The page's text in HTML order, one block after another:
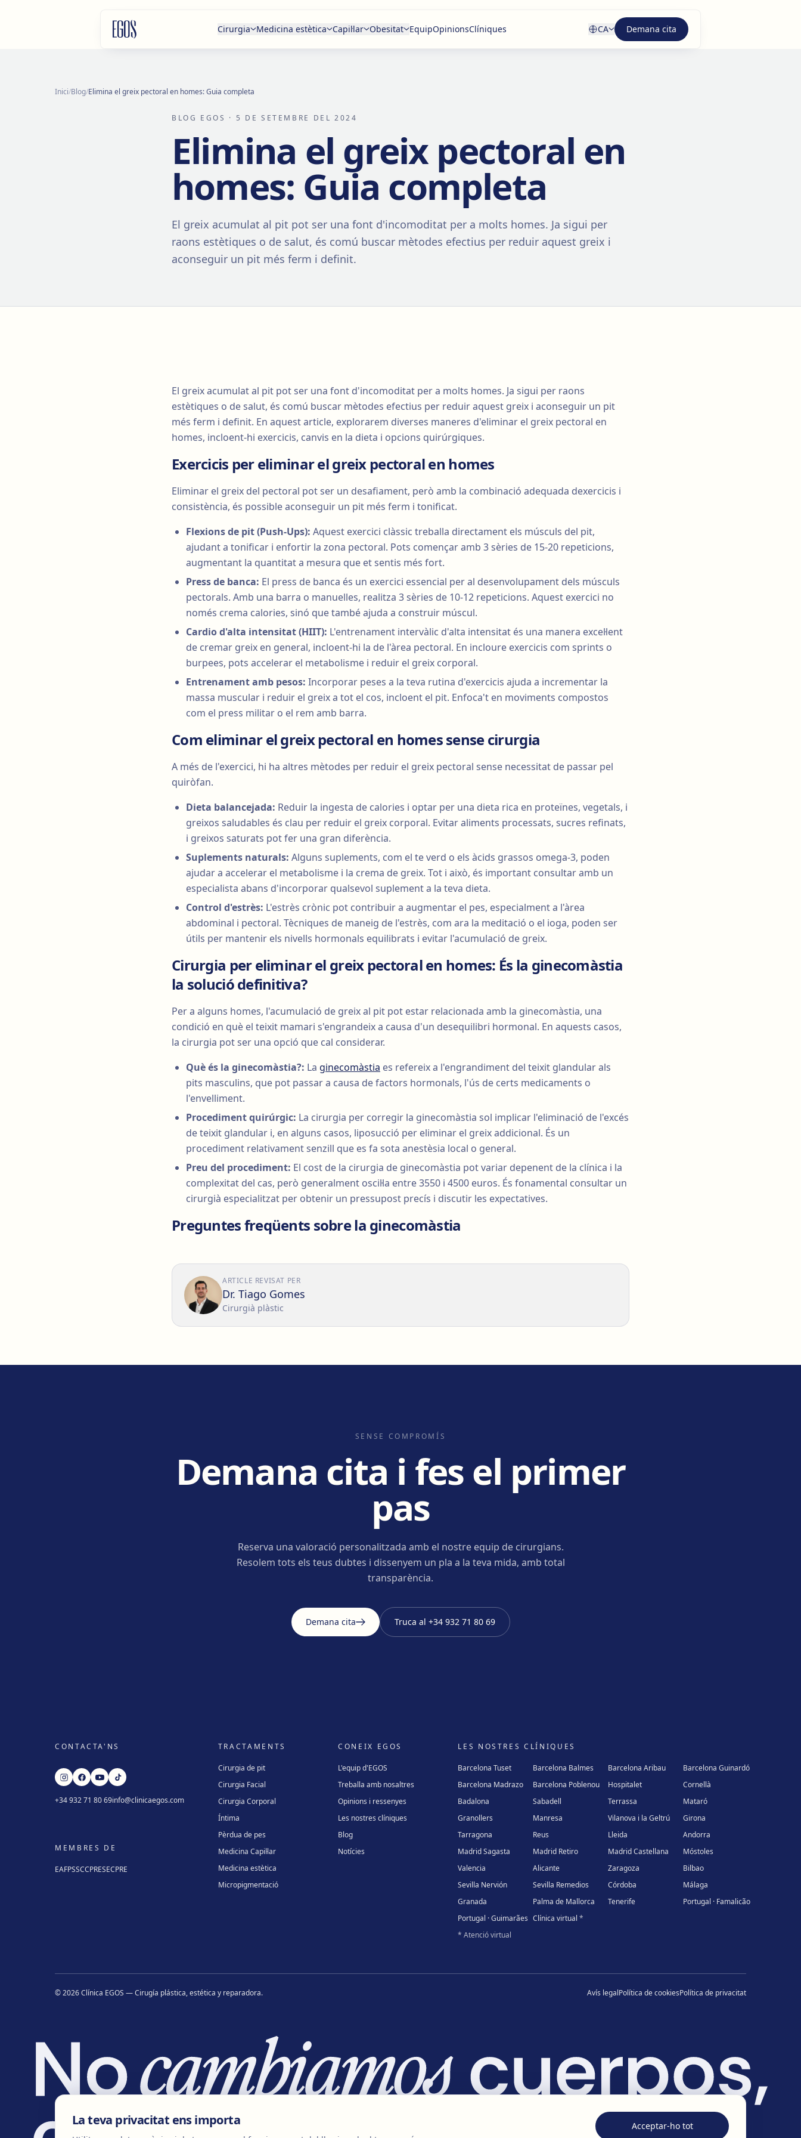
Cirurgia Medicina estètica Capil·lar Obesitat EquipOpinionsClíniques CA Demana cita
Inici/Blog/Elimina el greix pectoral en homes: Guia completa
BLOG EGOS · 5 DE SETEMBRE DEL 2024
Elimina el greix pectoral en
homes: Guia completa
El greix acumulat al pit pot ser una font d'incomoditat per a molts homes. Ja sigui per
raons estètiques o de salut, és comú buscar mètodes efectius per reduir aquest greix i
aconseguir un pit més ferm i definit.
El greix acumulat al pit pot ser una font d'incomoditat per a molts homes. Ja sigui per raons
estètiques o de salut, és comú buscar mètodes efectius per reduir aquest greix i aconseguir un pit
més ferm i definit. En aquest article, explorarem diverses maneres d'eliminar el greix pectoral en
homes, incloent-hi exercicis, canvis en la dieta i opcions quirúrgiques.
Exercicis per eliminar el greix pectoral en homes
Eliminar el greix del pectoral pot ser un desafiament, però amb la combinació adequada dexercicis i
consistència, és possible aconseguir un pit més ferm i tonificat.
Flexions de pit (Push-Ups): Aquest exercici clàssic treballa directament els músculs del pit,
ajudant a tonificar i enfortir la zona pectoral. Pots començar amb 3 sèries de 15-20 repeticions,
augmentant la quantitat a mesura que et sentis més fort.
Press de banca: El press de banca és un exercici essencial per al desenvolupament dels músculs
pectorals. Amb una barra o manuelles, realitza 3 sèries de 10-12 repeticions. Aquest exercici no
només crema calories, sinó que també ajuda a construir múscul.
Cardio d'alta intensitat (HIIT): L'entrenament intervàlic d'alta intensitat és una manera excel·lent
de cremar greix en general, incloent-hi la de l'àrea pectoral. En incloure exercicis com sprints o
burpees, pots accelerar el metabolisme i reduir el greix corporal.
Entrenament amb pesos: Incorporar peses a la teva rutina d'exercicis ajuda a incrementar la
massa muscular i reduir el greix a tot el cos, incloent el pit. Enfoca't en moviments compostos
com el press militar o el rem amb barra.
Com eliminar el greix pectoral en homes sense cirurgia
A més de l'exercici, hi ha altres mètodes per reduir el greix pectoral sense necessitat de passar pel
quiròfan.
Dieta balancejada: Reduir la ingesta de calories i optar per una dieta rica en proteïnes, vegetals, i
greixos saludables és clau per reduir el greix corporal. Evitar aliments processats, sucres refinats,
i greixos saturats pot fer una gran diferència.
Suplements naturals: Alguns suplements, com el te verd o els àcids grassos omega-3, poden
ajudar a accelerar el metabolisme i la crema de greix. Tot i això, és important consultar amb un
especialista abans d'incorporar qualsevol suplement a la teva dieta.
Control d'estrès: L'estrès crònic pot contribuir a augmentar el pes, especialment a l'àrea
abdominal i pectoral. Tècniques de maneig de l'estrès, com ara la meditació o el ioga, poden ser
útils per mantenir els nivells hormonals equilibrats i evitar l'acumulació de greix.
Cirurgia per eliminar el greix pectoral en homes: És la ginecomàstia
la solució definitiva?
Per a alguns homes, l'acumulació de greix al pit pot estar relacionada amb la ginecomàstia, una
condició en què el teixit mamari s'engrandeix a causa d'un desequilibri hormonal. En aquests casos,
la cirurgia pot ser una opció que cal considerar.
Què és la ginecomàstia?: La ginecomàstia es refereix a l'engrandiment del teixit glandular als
pits masculins, que pot passar a causa de factors hormonals, l'ús de certs medicaments o
l'envelliment.
Procediment quirúrgic: La cirurgia per corregir la ginecomàstia sol implicar l'eliminació de l'excés
de teixit glandular i, en alguns casos, liposucció per eliminar el greix addicional. És un
procediment relativament senzill que es fa sota anestèsia local o general.
Preu del procediment: El cost de la cirurgia de ginecomàstia pot variar depenent de la clínica i la
complexitat del cas, però generalment oscil·la entre 3550 i 4500 euros. És fonamental consultar un
cirurgià especialitzat per obtenir un pressupost precís i discutir les expectatives.
Preguntes freqüents sobre la ginecomàstia
ARTICLE REVISAT PER
Dr. Tiago Gomes
Cirurgià plàstic
SENSE COMPROMÍS
Demana cita i fes el primer
pas
Reserva una valoració personalitzada amb el nostre equip de cirurgians.
Resolem tots els teus dubtes i dissenyem un pla a la teva mida, amb total
transparència.
Demana cita Truca al +34 932 71 80 69
CONTACTA'NS
+34 932 71 80 69info@clinicaegos.com
MEMBRES DE
EAFPSSCCPRESECPRE
TRACTAMENTS
Cirurgia de pit
Cirurgia Facial
Cirurgia Corporal
Íntima
Pèrdua de pes
Medicina Capil·lar
Medicina estètica
Micropigmentació
CONEIX EGOS
L'equip d'EGOS
Treballa amb nosaltres
Opinions i ressenyes
Les nostres clíniques
Blog
Notícies
LES NOSTRES CLÍNIQUES
Barcelona Tuset Barcelona Balmes Barcelona Aribau
Barcelona Guinardó
Barcelona Madrazo
Barcelona Poblenou Hospitalet
Cornellà
Badalona
Sabadell Terrassa
Mataró
Granollers
Manresa Vilanova i la Geltrú
Girona
Tarragona
Reus Lleida
Andorra
Madrid Sagasta
Madrid Retiro Madrid Castellana
Móstoles
Valencia
Alicante Zaragoza
Bilbao
Sevilla Nervión
Sevilla Remedios Córdoba
Málaga
Granada
Palma de Mallorca Tenerife
Portugal · Famalicão
Portugal · Guimarães Clínica virtual *
* Atenció virtual
©2026Clínica EGOS — Cirugía plástica, estética y reparadora. Avís legalPolítica de cookiesPolítica de privacitat
La teva privacitat ens importa Acceptar-ho tot